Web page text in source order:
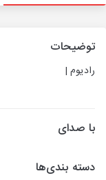
توضیحات
رادیوم |
با صدای
دسته بندی‌ها